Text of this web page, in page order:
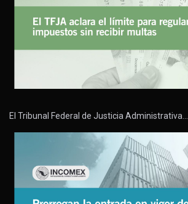
El Tribunal Federal de Justicia Administrativa…